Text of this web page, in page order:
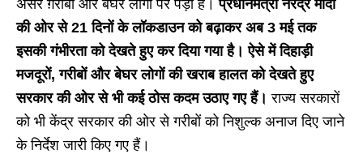
असर ग़रीबों और बेघर लोगों पर पड़ा है।प्रधानमंत्री नरेंद्र मोदी
की ओर से 21 दिनों के लॉकडाउन को बढ़ाकर अब 3 मई तक
इसकी गंभीरता को देखते हुए कर दिया गया है। ऐसे में दिहाड़ी
मजदूरों, गरीबों और बेघर लोगों की खराब हालत को देखते हुए
सरकार की ओर से भी कई ठोस कदम उठाए गए हैं।राज्य सरकारों
को भी केंद्र सरकार की ओर से गरीबों को निशुल्क अनाज दिए जाने
के निर्देश जारी किए गए हैं।